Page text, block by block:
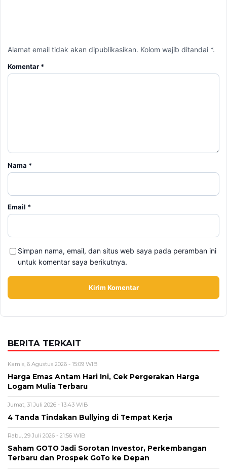
untuk komentar saya berikutnya.
BERITA TERKAIT
Kamis, 6 Agustus 2026 - 15:09 WIB
Logam Mulia Terbaru
Jumat, 31 Juli 2026 - 13:43 WIB
Saham GOTO Jadi Sorotan Investor, Perkembangan
Terbaru dan Prospek GoTo ke Depan
Selasa, 28 Juli 2026 - 14:41 WIB
Kirim Surat Lamaran Banyak, Tapi Selalu Ditolak? 3
Indofood CBP Jadi Sorotan Investor, Kinerja Bisnis dan
Prospek Saham ICBP Terbaru
BERITA TERBARU
Pendidikan
Hasil PPPK Sekolah Rakyat 2026
Sudah Keluar, Cek Nama dan Arti
Kode P/L di SSCASN
Viral
BPK Ungkap Cerita di Balik Tagihan